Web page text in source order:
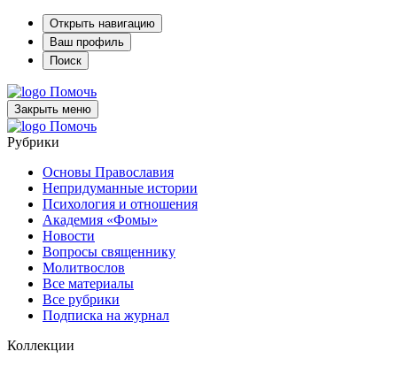
Открыть навигацию
Ваш профиль
Поиск
Помочь
Закрыть меню
Помочь
Рубрики
Основы Православия
Непридуманные истории
Психология и отношения
Академия «Фомы»
Новости
Вопросы священнику
Молитвослов
Все материалы
Все рубрики
Подписка на журнал
Коллекции